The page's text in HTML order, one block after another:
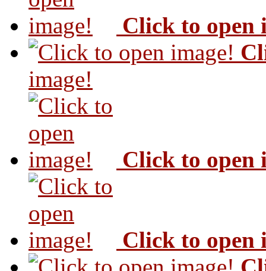
Click to open
image!
Click to open
Click to open